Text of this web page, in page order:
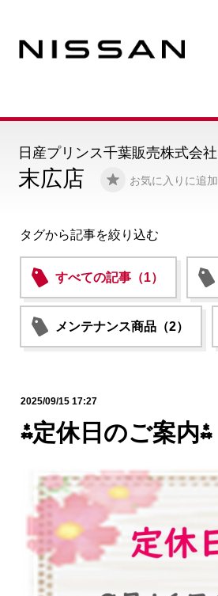
末広店 お気に入りに追加
日産プリンス千葉販売株式会社
タグから記事を絞り込む
すべての記事（1）
メンテナンス商品（2）
2025/09/15 17:27
⁂定休日のご案内⁂